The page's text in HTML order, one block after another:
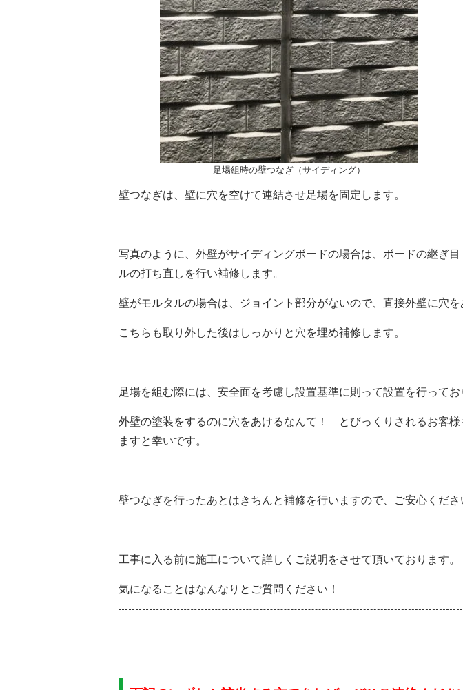
足場組時の壁つなぎ（サイディング）
壁つなぎは、壁に穴を空けて連結させ足場を固定します。
写真のように、外壁がサイディングボードの場合は、ボードの継ぎ
ルの打ち直しを行い補修します。
壁がモルタルの場合は、ジョイント部分がないので、直接外壁に穴を
こちらも取り外した後はしっかりと穴を埋め補修します。
足場を組む際には、安全面を考慮し設置基準に則って設置を行ってお
外壁の塗装をするのに穴をあけるなんて！ とびっくりされるお客
ますと幸いです。
壁つなぎを行ったあとはきちんと補修を行いますので、ご安心くださ
工事に入る前に施工について詳しくご説明をさせて頂いております。
気になることはなんなりとご質問ください！